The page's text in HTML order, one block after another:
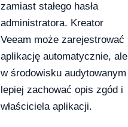
zamiast stałego hasła
administratora. Kreator
Veeam może zarejestrować
aplikację automatycznie, ale
w środowisku audytowanym
lepiej zachować opis zgód i
właściciela aplikacji.